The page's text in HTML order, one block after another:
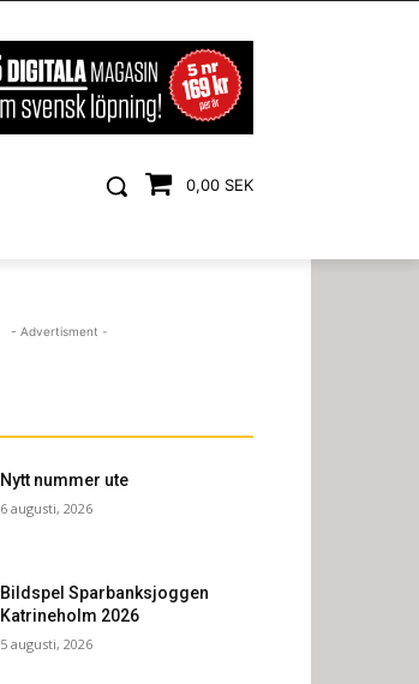
0,00 SEK
- Advertisment -
Nytt nummer ute
6 augusti, 2026
Bildspel Sparbanksjoggen
Katrineholm 2026
5 augusti, 2026